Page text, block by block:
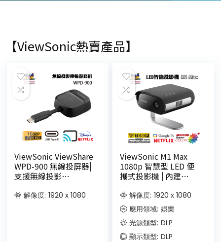
【ViewSonic熱賣產品】
ViewSonic ViewShare
WPD-900 無線投屏器⎜
支援無線投影
DRM 加密串流影音內
解像度: 1920 x 1080
ViewSonic M1 Max
1080p 智慧型 LED 便
攜式投影機 ⎜內建
Netflix⎜內置電池
解像度: 1920 x 1080
應用領域: 娛樂
光源類型: DLP
顯示類型: DLP